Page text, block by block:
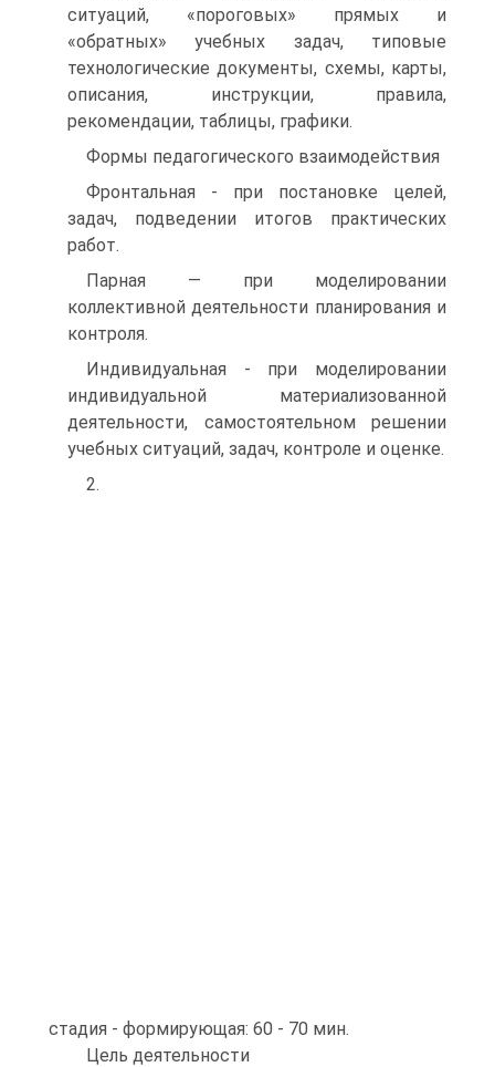
ситуаций, «пороговых» прямых и
«обратных» учебных задач, типовые
технологические документы, схемы, карты,
описания, инструкции, правила,
рекомендации, таблицы, графики.
Формы педагогического взаимодействия
Фронтальная - при постановке целей,
задач, подведении итогов практических
работ.
Парная — при моделировании
коллективной деятельности планирования и
контроля.
Индивидуальная - при моделировании
индивидуальной материализованной
деятельности, самостоятельном решении
учебных ситуаций, задач, контроле и оценке.
2.
стадия - формирующая: 60 - 70 мин.
Цель деятельности